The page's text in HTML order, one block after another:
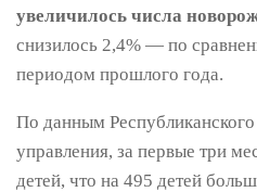
увеличилось числа
снизилось 2,4% — по
периодом прошлого года.
По данным Республиканского
управления, за первые три
детей, что на 495 детей